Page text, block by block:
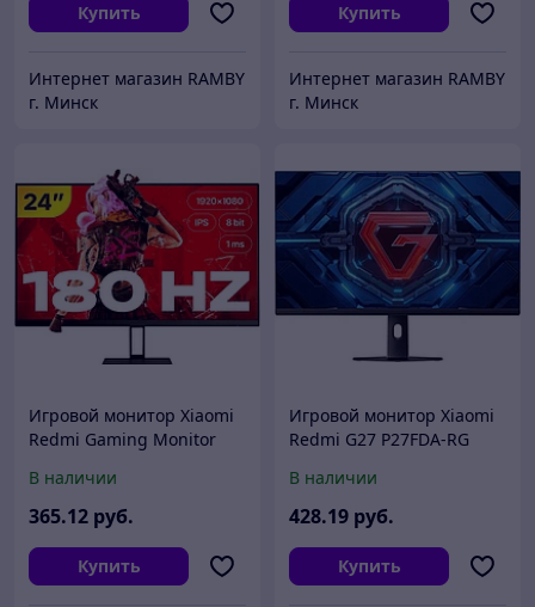
Купить
Интернет магазин RAMBY
г. Минск
Купить
Интернет магазин RAMBY
г. Минск
Игровой монитор Xiaomi
Redmi Gaming Monitor
В наличии
365.12 руб.
Купить
Игровой монитор Xiaomi
Redmi G27 P27FDA-RG
В наличии
428.19 руб.
Купить